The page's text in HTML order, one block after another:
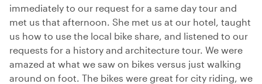
immediately to our request for a same day tour and
met us that afternoon. She met us at our hotel, taught
us how to use the local bike share, and listened to our
requests for a history and architecture tour. We were
amazed at what we saw on bikes versus just walking
around on foot. The bikes were great for city riding, we